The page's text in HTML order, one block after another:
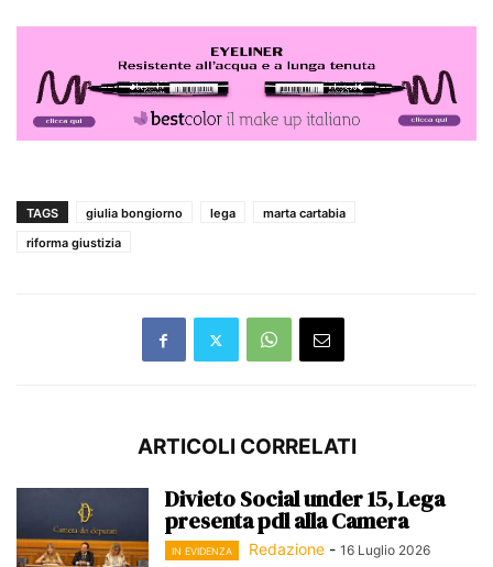
TAGS giulia bongiorno lega
marta cartabia
riforma giustizia
ARTICOLI CORRELATI
Divieto Social under 15, Lega
presenta pdl alla Camera
IN EVIDENZA Redazione - 16 Luglio 2026